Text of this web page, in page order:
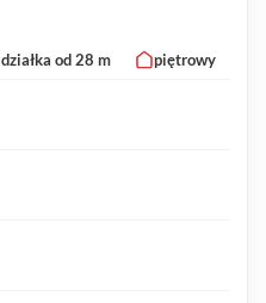
działka od 28 m piętrowy